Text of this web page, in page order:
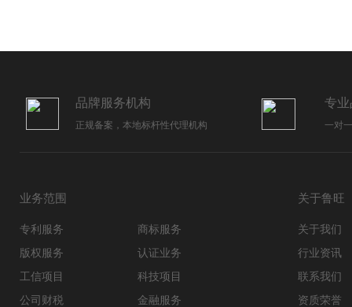
品牌服务机构
正规备案，本地标杆性代理机构
专
一对
业务范围 关于鲁旺
专利服务
商标服务
版权服务
认证业务
工信项目
科技项目
公司财税
金融服务
关于我们
行业资讯
联系我们
资质荣誉